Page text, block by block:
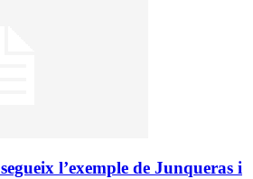
l’exemple de Junqueras i